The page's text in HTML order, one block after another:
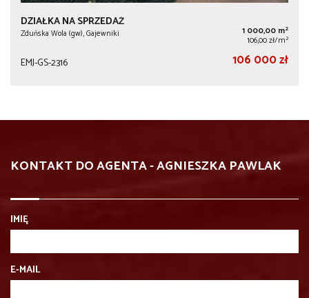
DZIAŁKA NA SPRZEDAŻ
Zduńska Wola (gw), Gajewniki 1 000,00 m2
106,00 zł/m2
EMJ-GS-2316 106 000 zł
KONTAKT DO AGENTA - AGNIESZKA PAWLAK
IMIĘ
E-MAIL